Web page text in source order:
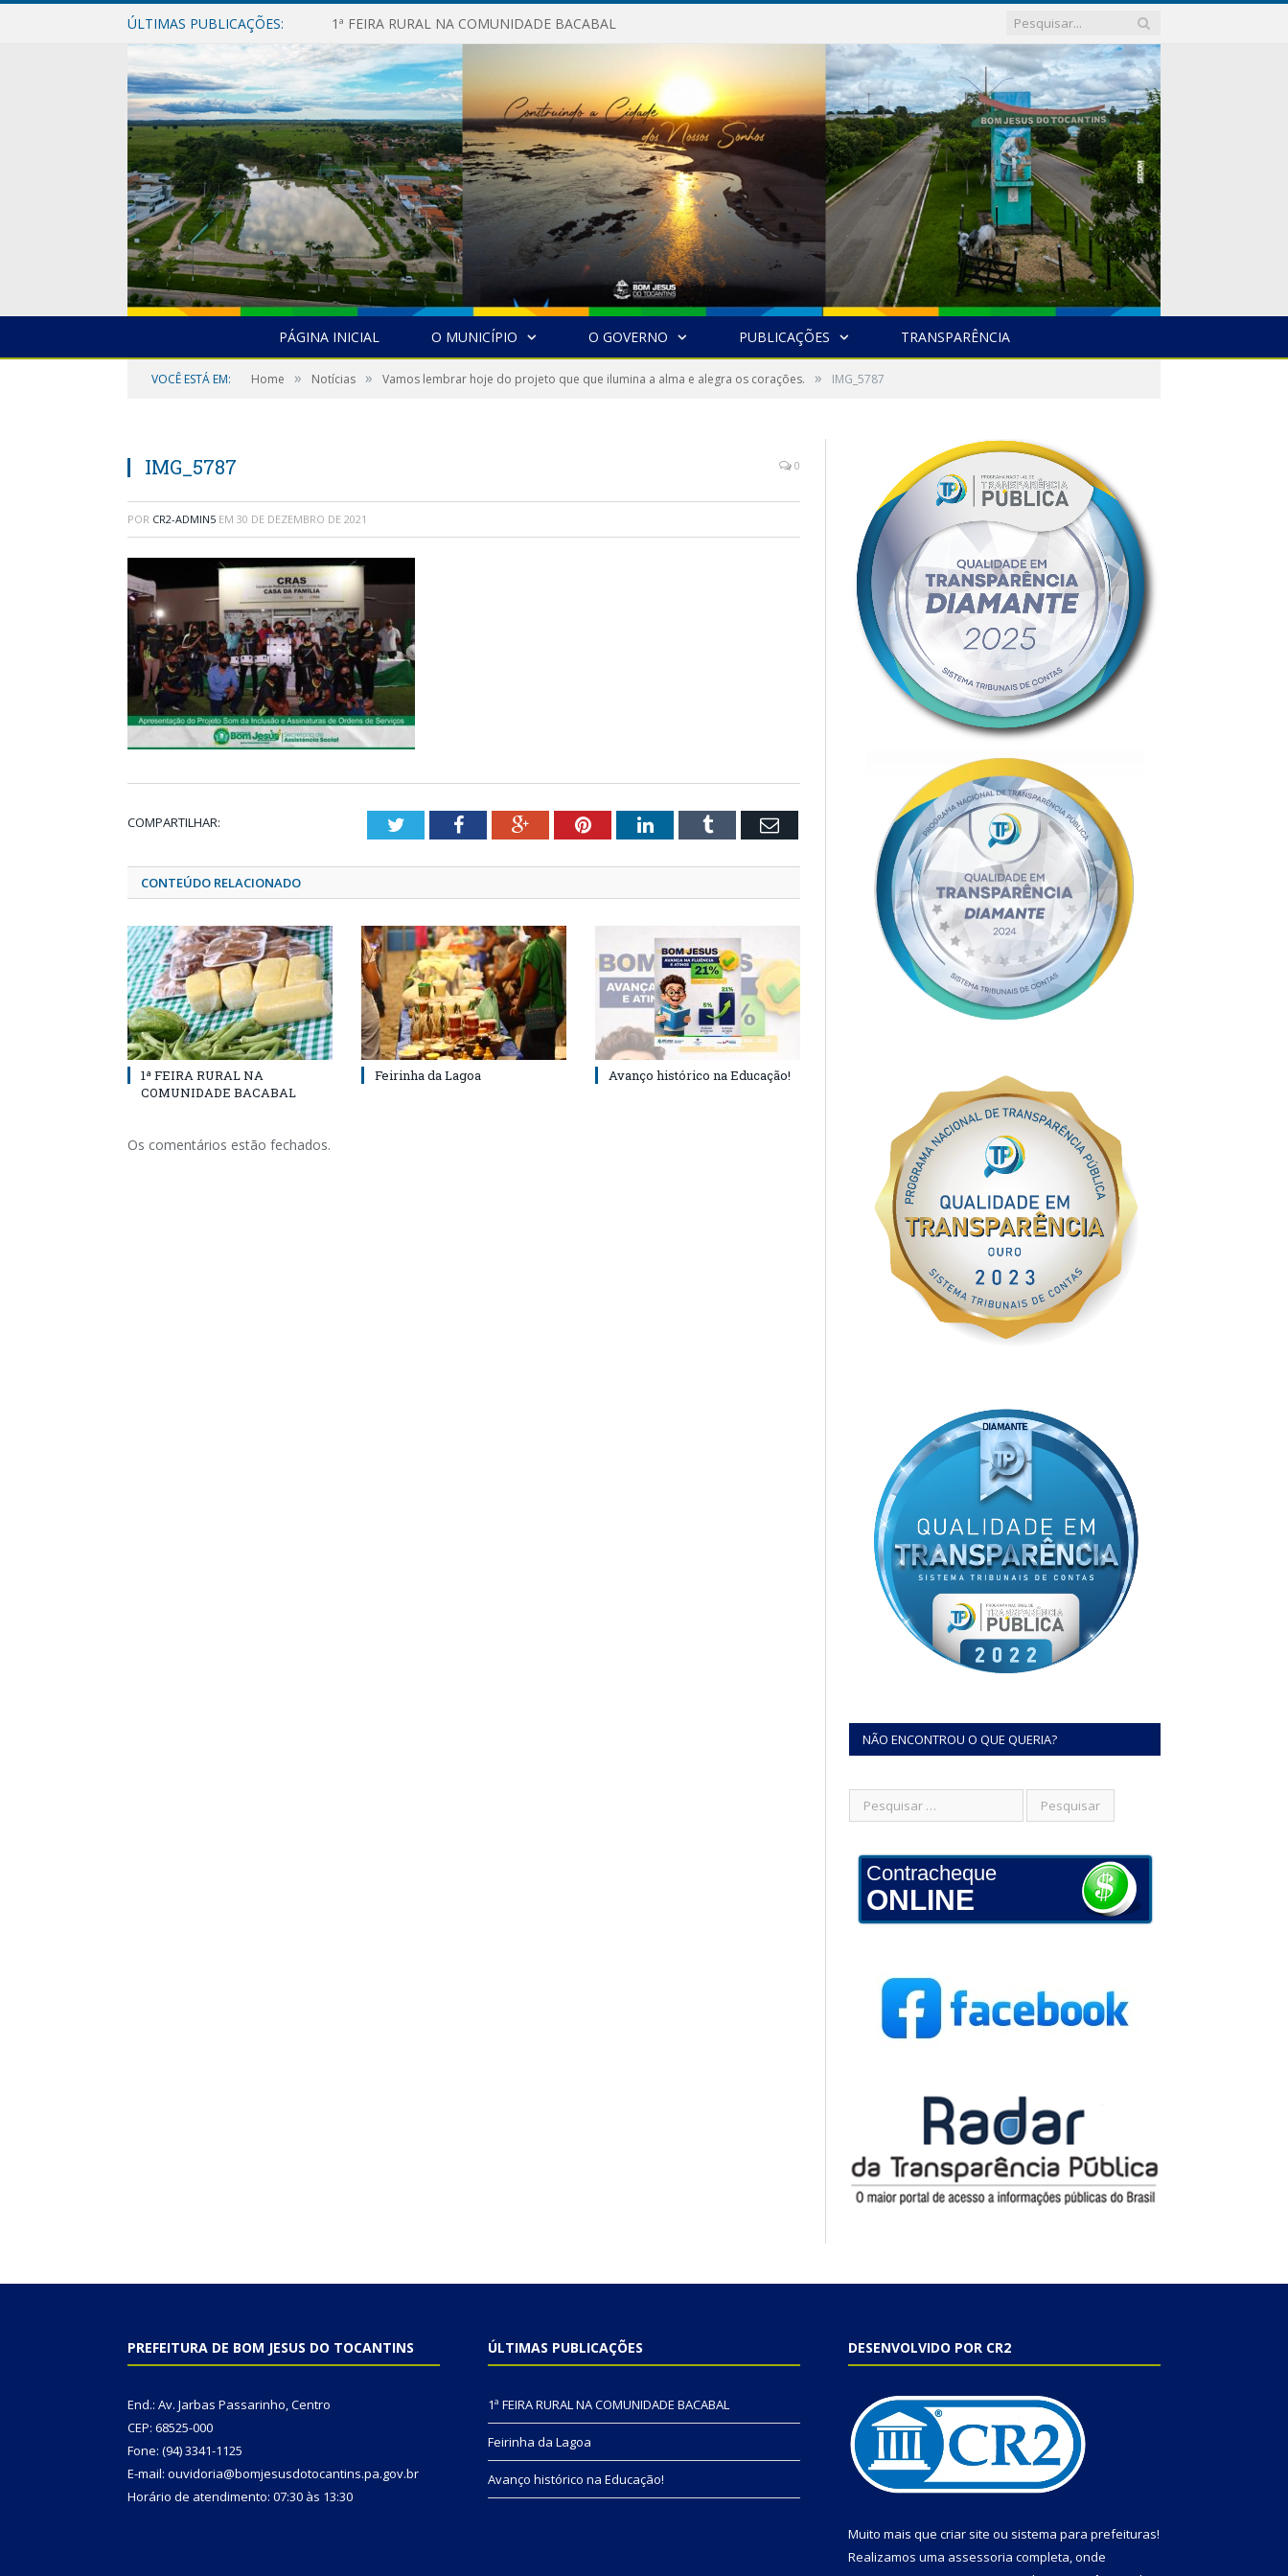
ÚLTIMAS PUBLICAÇÕES: 1ª FEIRA RURAL NA COMUNIDADE BACABAL
PÁGINA INICIAL O MUNICÍPIO O GOVERNO PUBLICAÇÕES TRANSPARÊNCIA
VOCÊ ESTÁ EM: Home » Notícias » Vamos lembrar hoje do projeto que que ilumina a alma e alegra os corações. » IMG_5787
IMG_5787 0
POR CR2-ADMIN5 EM 30 DE DEZEMBRO DE 2021
COMPARTILHAR: TwitterFacebookGoogle+PinterestLinkedInTumblr Email
CONTEÚDO RELACIONADO
1ª FEIRA RURAL NA
COMUNIDADE BACABAL
Feirinha da Lagoa Avanço histórico na Educação!
Os comentários estão fechados.
NÃO ENCONTROU O QUE QUERIA?
Contracheque
ONLINE
PREFEITURA DE BOM JESUS DO TOCANTINS
End.: Av. Jarbas Passarinho, Centro
CEP: 68525-000
Fone: (94) 3341-1125
E-mail: ouvidoria@bomjesusdotocantins.pa.gov.br
Horário de atendimento: 07:30 às 13:30
ÚLTIMAS PUBLICAÇÕES
1ª FEIRA RURAL NA COMUNIDADE BACABAL
Feirinha da Lagoa
Avanço histórico na Educação!
DESENVOLVIDO POR CR2
Muito mais que criar site ou sistema para prefeituras!
Realizamos uma assessoria completa, onde